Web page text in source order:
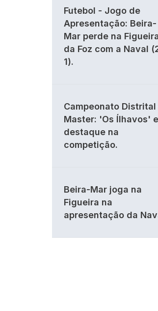
Futebol - Jogo de
Apresentação: Beira-
Mar perde na
da Foz com a Naval
1).
Campeonato Distrital
Master: 'Os Ílhavos'
destaque na
competição.
Beira-Mar joga na
Figueira na
apresentação da